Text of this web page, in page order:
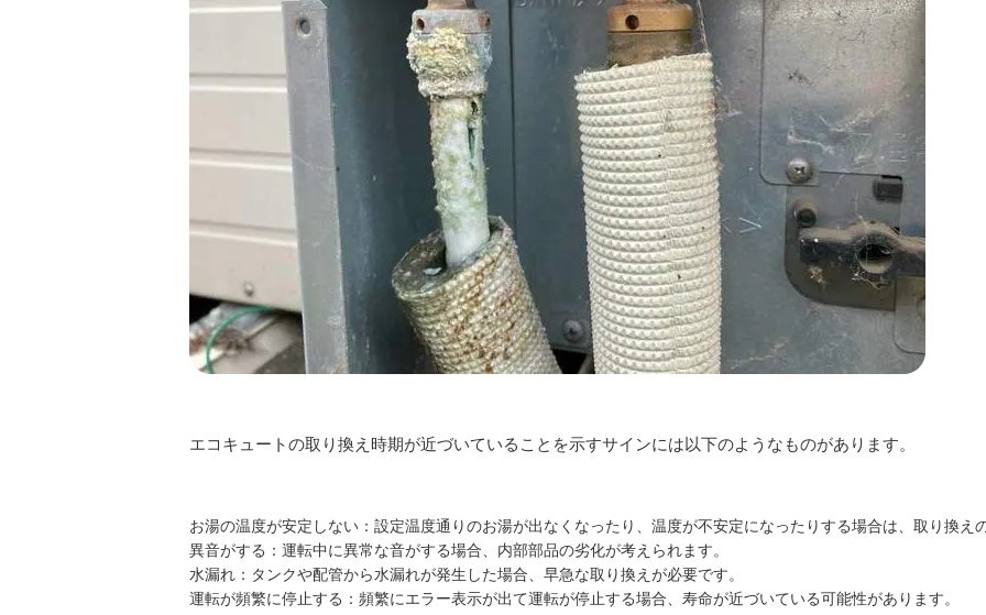
エコキュートの取り換え時期が近づいていることを示すサインには以下のようなものがあります。
お湯の温度が安定しない ：設定温度通りのお湯が出なくなったり、温度が不安定になったりする場合は、取り換え
異音がする ：運転中に異常な音がする場合、内部部品の劣化が考えられます。
水漏れ ：タンクや配管から水漏れが発生した場合、早急な取り換えが必要です。
運転が頻繁に停止する ：頻繁にエラー表示が出て運転が停止する場合、寿命が近づいている可能性があります。